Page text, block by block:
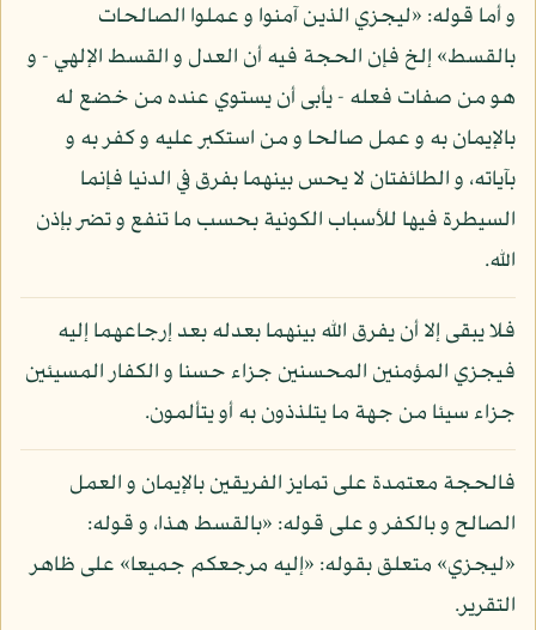
و أما قوله: «ليجزي الذين آمنوا و عملوا الصالحات
بالقسط» إلخ فإن الحجة فيه أن العدل و القسط الإلهي - و
هو من صفات فعله - يأبى أن يستوي عنده من خضع له
بالإيمان به و عمل صالحا و من استكبر عليه و كفر به و
بآياته، و الطائفتان لا يحس بينهما بفرق في الدنيا فإنما
السيطرة فيها للأسباب الكونية بحسب ما تنفع و تضر بإذن
الله.
فلا يبقى إلا أن يفرق الله بينهما بعدله بعد إرجاعهما إليه
فيجزي المؤمنين المحسنين جزاء حسنا و الكفار المسيئين
جزاء سيئا من جهة ما يتلذذون به أو يتألمون.
فالحجة معتمدة على تمايز الفريقين بالإيمان و العمل
الصالح و بالكفر و على قوله: «بالقسط هذا، و قوله:
«ليجزي» متعلق بقوله: «إليه مرجعكم جميعا» على ظاهر
التقرير.